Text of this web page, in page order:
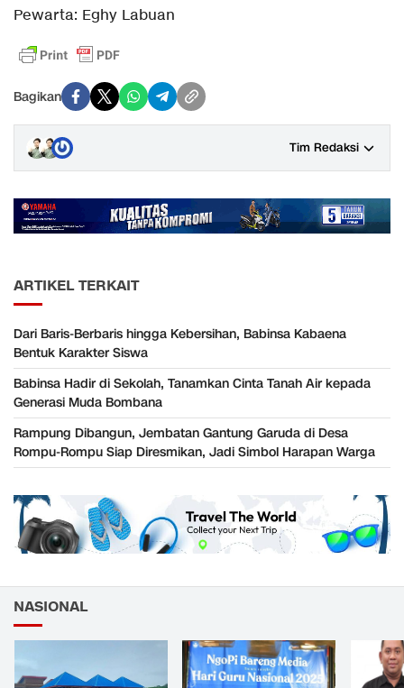
Pewarta: Eghy Labuan
Bagikan
Tim Redaksi
ARTIKEL TERKAIT
Dari Baris-Berbaris hingga Kebersihan, Babinsa Kabaena
Bentuk Karakter Siswa
Babinsa Hadir di Sekolah, Tanamkan Cinta Tanah Air kepada
Generasi Muda Bombana
Rampung Dibangun, Jembatan Gantung Garuda di Desa
Rompu-Rompu Siap Diresmikan, Jadi Simbol Harapan Warga
NASIONAL